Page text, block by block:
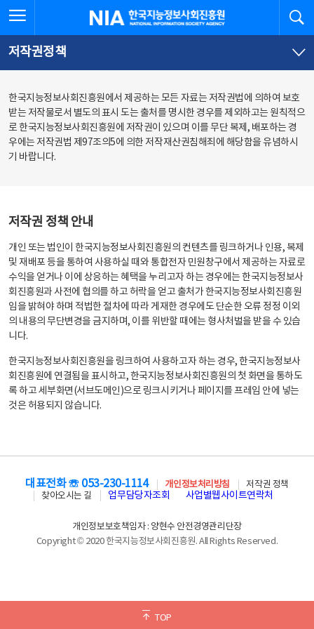
문
로
가
체
뉴
바
가
한국지능정보사회진흥원
저작권정책
한국지능정보사회진흥원에서 제공하는 모든 자료는 저작권법에 의하여 보호
받는 저작물로서 별도의 표시 도는 출처를 명시한 경우를 제외하고는 원칙적으
로 한국지능정보사회진흥원에 저작권이 있으며 이를 무단 복제, 배포하는 경
우에는 저작권법 제97조의5에 의한 저작재산권침해죄에 해당함을 유념하시
기 바랍니다.
저작권 정책 안내
개인 또는 법인이 한국지능정보사회진흥원의 컨텐츠를 링크하거나 인용, 복제
및 재배포 등을 통하여 사용하실 때와 통합전자 민원창구에서 제공하는 자료로
수익을 얻거나 이에 상응하는 혜택을 누리고자 하는 경우에는 한국지능정보사
회진흥원과 사전에 협의를 하고 허락을 얻고 출처가 한국지능정보사회진흥원
임을 밝혀야 하며 적법한 절차에 따라 게재한 경우에도 단순한 오류 정정 이외
의 내용의 무단변경을 금지하며, 이를 위반할 때에는 형사처벌을 받을 수 있습
니다.
한국지능정보사회진흥원을 링크하여 사용하고자 하는 경우, 한국지능정보사
회진흥원에 연결됨을 표시하고, 한국지능정보사회진흥원의 첫 화면을 통하도
록 하고 세부화면(서브도메인)으로 링크시키거나 페이지를 프레임 안에 넣는
것은 허용되지 않습니다.
TOP
대표전화 ☏ 053-230-1114 개인정보처리방침
저작권 정책
찾아오시는 길
업무담당자조회 사업별웹사이트연락처
개인정보보호책임자 : 양현수 안전경영관리단장
Copyright © 2020 한국지능정보사회진흥원. All Rights Reserved.